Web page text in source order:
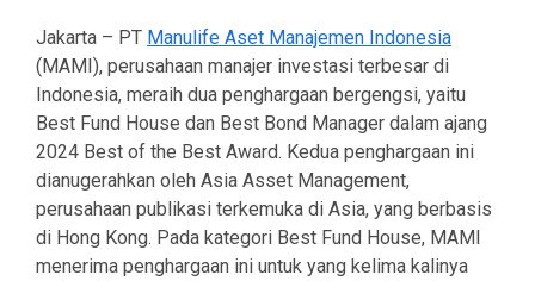
Jakarta – PT Manulife Aset Manajemen Indonesia
(MAMI), perusahaan manajer investasi terbesar di
Indonesia, meraih dua penghargaan bergengsi, yaitu
Best Fund House dan Best Bond Manager dalam ajang
2024 Best of the Best Award. Kedua penghargaan ini
dianugerahkan oleh Asia Asset Management,
perusahaan publikasi terkemuka di Asia, yang berbasis
di Hong Kong. Pada kategori Best Fund House, MAMI
menerima penghargaan ini untuk yang kelima kalinya